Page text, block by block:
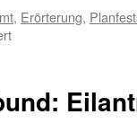
, Erörterung,